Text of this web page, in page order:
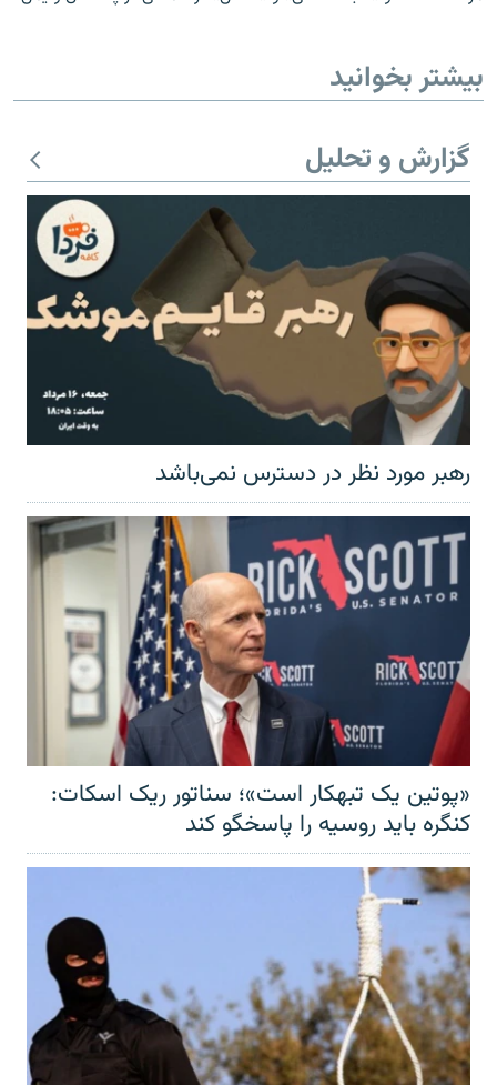
بیشتر بخوانید
گزارش و تحلیل
رهبر مورد نظر در دسترس نمی‌باشد
«پوتین یک تبهکار است»؛ سناتور ریک اسکات:
کنگره باید روسیه را پاسخگو کند